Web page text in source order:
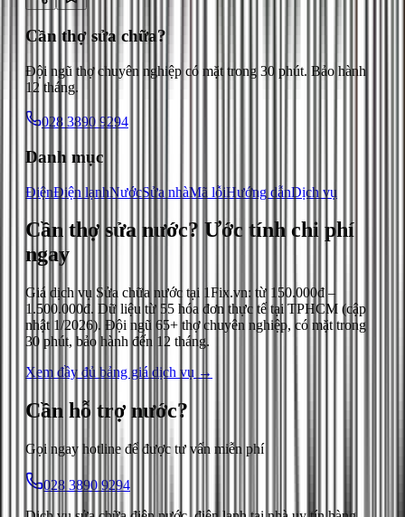
Cần thợ sửa chữa?
Đội ngũ thợ chuyên nghiệp có mặt trong 30 phút. Bảo hành
12 tháng.
028 3890 9294
Danh mục
ĐiệnĐiện lạnhNướcSửa nhàMã lỗiHướng dẫnDịch vụ
Cần thợ sửa nước? Ước tính chi phí
ngay
Giá dịch vụ Sửa chữa nước tại 1Fix.vn: từ 150.000đ –
1.500.000đ. Dữ liệu từ 55 hóa đơn thực tế tại TPHCM (cập
nhật 1/2026). Đội ngũ 65+ thợ chuyên nghiệp, có mặt trong
30 phút, bảo hành đến 12 tháng.
Xem đầy đủ bảng giá dịch vụ →
Cần hỗ trợ nước?
Gọi ngay hotline để được tư vấn miễn phí
028 3890 9294